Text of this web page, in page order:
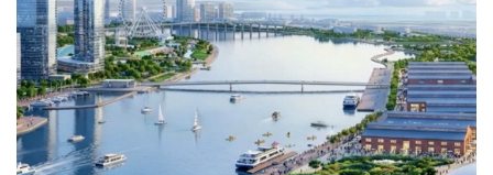
lực cạnh tranh của đô thị lớn nhất cả nước.